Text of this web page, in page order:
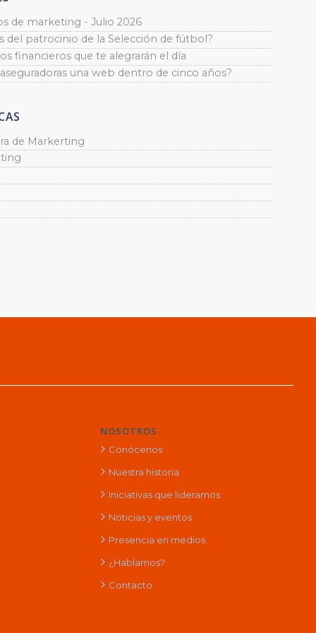
de marketing - Julio 2026
del patrocinio de la Selección de fútbol?
financieros que te alegrarán el día
una web dentro de cinco años?
de Markerting
NOSOTROS
Conócenos
Nuestra historia
Iniciativas que lideramos
Noticias y eventos
Presencia en medios
¿Hablamos?
Contacto